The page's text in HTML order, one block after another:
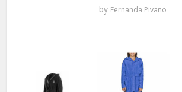
by Fernanda Pivano